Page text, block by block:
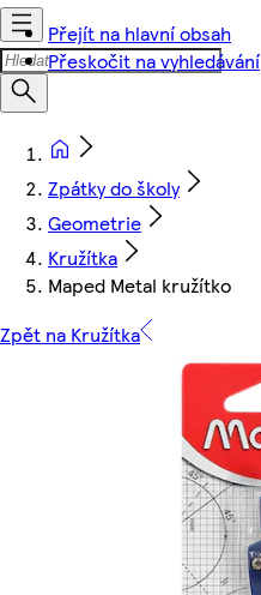
Přejít na hlavní obsah
Přeskočit na vyhledávání
Zpátky do školy
Geometrie
Kružítka
Maped Metal kružítko
Zpět na Kružítka